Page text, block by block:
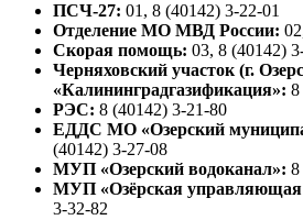
ПСЧ-27: 01, 8 (40142) 3-22-01
Отделение МО МВД России:
Скорая помощь: 03, 8 (40142)
Черняховский участок (г.
«Калининградгазификация»: 8
РЭС: 8 (40142) 3-21-80
ЕДДС МО «Озерский
(40142) 3-27-08
МУП «Озерский водоканал»: 8
МУП «Озёрская управляющая
3-32-82